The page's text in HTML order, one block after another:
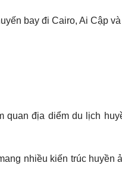
bay đi Cairo, Ai Cập
quan địa diểm du lịch
nhiều kiến trúc huyền